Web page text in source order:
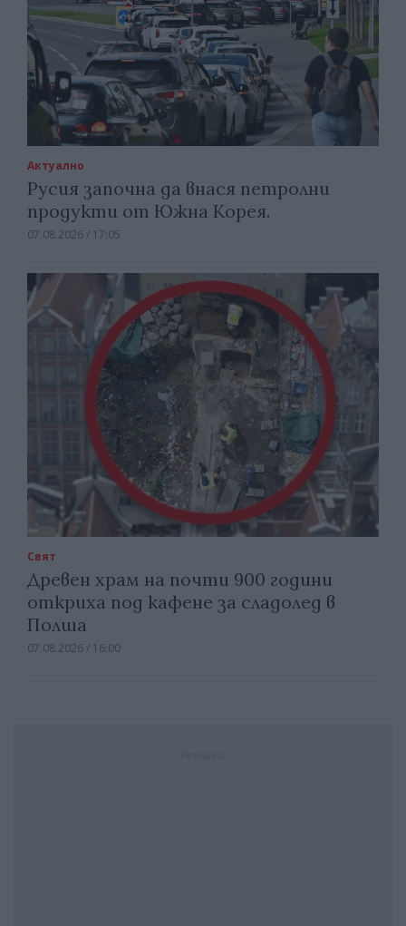
Актуално
Русия започна да внася петролни
продукти от Южна Корея.
07.08.2026 / 17:05
Свят
Древен храм на почти 900 години
откриха под кафене за сладолед в
Полша
07.08.2026 / 16:00